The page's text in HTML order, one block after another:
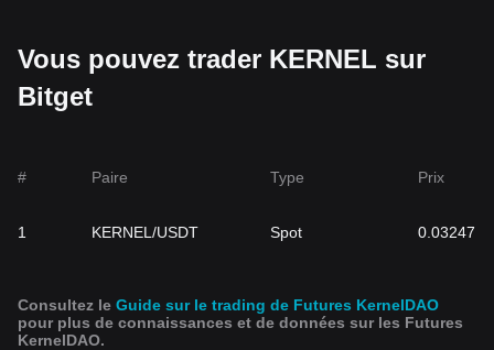
Vous pouvez trader KERNEL sur
Bitget
# Paire Type Prix
1 KERNEL/USDT Spot 0.03247
Consultez le Guide sur le trading de Futures KernelDAO
pour plus de connaissances et de données sur les Futures
KernelDAO.